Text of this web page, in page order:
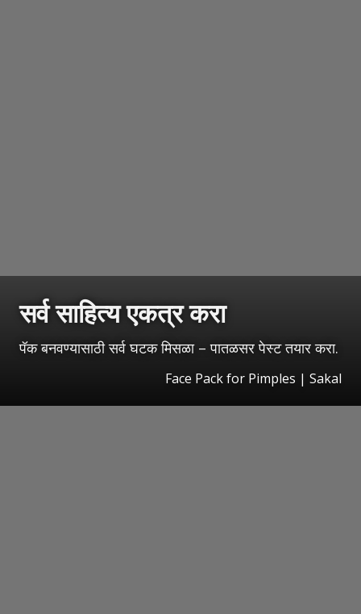
सर्व साहित्य एकत्र करा
पॅक बनवण्यासाठी सर्व घटक मिसळा – पातळसर पेस्ट तयार करा.
Face Pack for Pimples | Sakal